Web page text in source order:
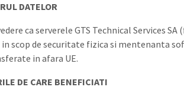
DATELOR
ca serverele GTS Technical Services
scop de securitate fizica si mentenanta
in afara UE.
DE CARE BENEFICIATI